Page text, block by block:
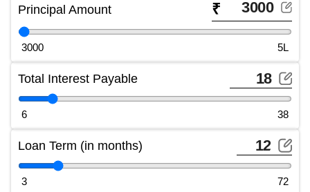
Principal Amount ₹
3000 5L
Total Interest Payable
6 38
Loan Term (in months)
3 72